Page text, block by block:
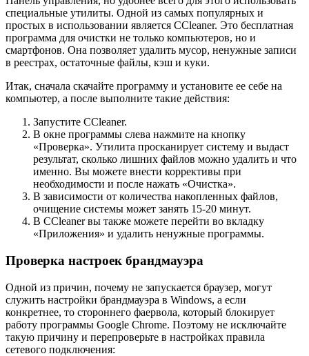
специальные утилиты. Одной из самых популярных и
простых в использовании является CCleaner. Это бесплатная
программа для очистки не только компьютеров, но и
смартфонов. Она позволяет удалить мусор, ненужные записи
в реестрах, остаточные файлы, кэш и куки.
Итак, сначала скачайте программу и установите ее себе на
компьютер, а после выполните такие действия:
Запустите CCleaner.
В окне программы слева нажмите на кнопку
«Проверка». Утилита просканирует систему и выдаст
результат, сколько лишних файлов можно удалить и что
именно. Вы можете внести коррективы при
необходимости и после нажать «Очистка».
В зависимости от количества накопленных файлов,
очищение системы может занять 15-20 минут.
В CCleaner вы также можете перейти во вкладку
«Приложения» и удалить ненужные программы.
Проверка настроек брандмауэра
Одной из причин, почему не запускается браузер, могут
служить настройки брандмауэра в Windows, а если
конкретнее, то стороннего фаервола, который блокирует
работу программы Google Chrome. Поэтому не исключайте
такую причину и перепроверьте в настройках правила
сетевого подключения: